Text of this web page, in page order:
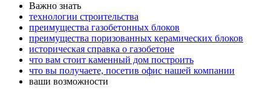
Важно знать
технологии строительства
преимущества газобетонных блоков
преимущества поризованных керамических блоков
историческая справка о газобетоне
что вам стоит каменный дом построить
что вы получаете, посетив офис нашей компании
ваши возможности